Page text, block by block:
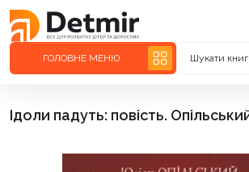
ГОЛОВНЕ МЕНЮ Шукати
Ідоли падуть: повість.